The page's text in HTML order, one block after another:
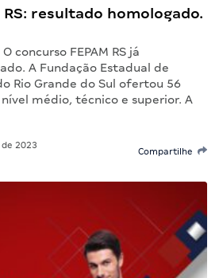
RS: resultado homologado.
concurso FEPAM RS já
A Fundação Estadual de
Rio Grande do Sul ofertou 56
médio, técnico e superior. A
2023
Compartilhe